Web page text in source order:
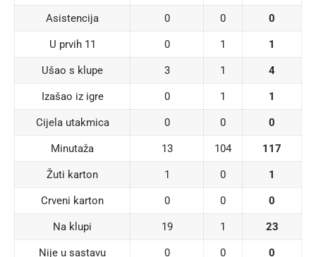
Asistencija 0 0 0
U prvih 11 0 1 1
Ušao s klupe 3 1 4
Izašao iz igre 0 1 1
Cijela utakmica 0 0 0
Minutaža 13 104 117
Žuti karton 1 0 1
Crveni karton 0 0 0
Na klupi 19 1 23
Nije u sastavu 0 0 0